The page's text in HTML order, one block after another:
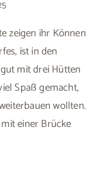
zeigen ihr Können
ist in den
mit drei Hütten
Spaß gemacht,
wollten.
einer Brücke